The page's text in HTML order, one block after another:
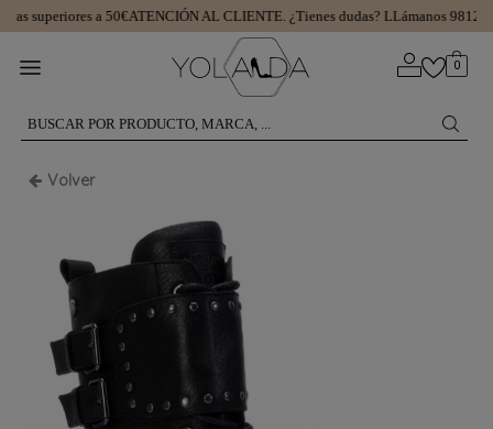
superiores a 50€ATENCIÓN AL CLIENTE.¿Tienes dudas? LLámanos
0
Volver